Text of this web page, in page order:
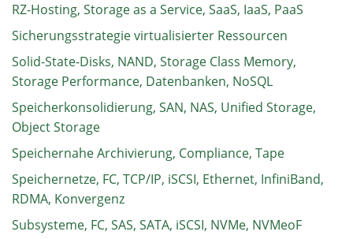
RZ-Hosting, Storage as a Service, SaaS, IaaS, PaaS
Sicherungsstrategie virtualisierter Ressourcen
Solid-State-Disks, NAND, Storage Class Memory,
Storage Performance, Datenbanken, NoSQL
Speicherkonsolidierung, SAN, NAS, Unified Storage,
Object Storage
Speichernahe Archivierung, Compliance, Tape
Speichernetze, FC, TCP/IP, iSCSI, Ethernet, InfiniBand,
RDMA, Konvergenz
Subsysteme, FC, SAS, SATA, iSCSI, NVMe, NVMeoF